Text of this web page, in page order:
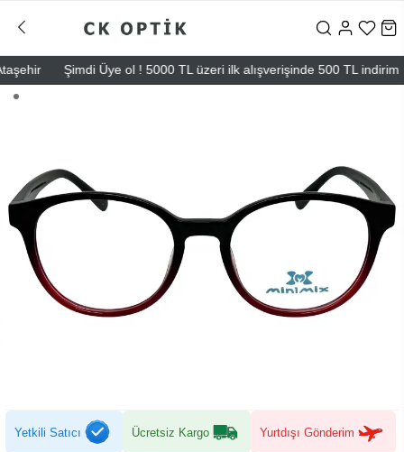
Şimdi Üye ol ! 5000 TL üzeri ilk alışverişinde 500 TL indirim
Yetkili Satıcı Ücretsiz Kargo Yurtdışı Gönderim